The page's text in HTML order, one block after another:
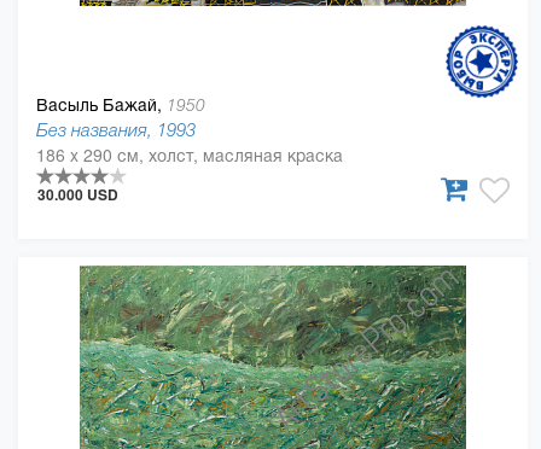
Васыль Бажай, 1950
Без названия, 1993
186 x 290 см, холст, масляная краска
30.000 USD